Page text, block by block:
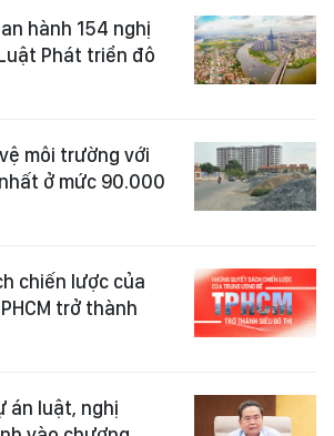
hành 154 nghị
Phát triển đô
môi trường với
ở mức 90.000
chiến lược của
trở thành
án luật, nghị